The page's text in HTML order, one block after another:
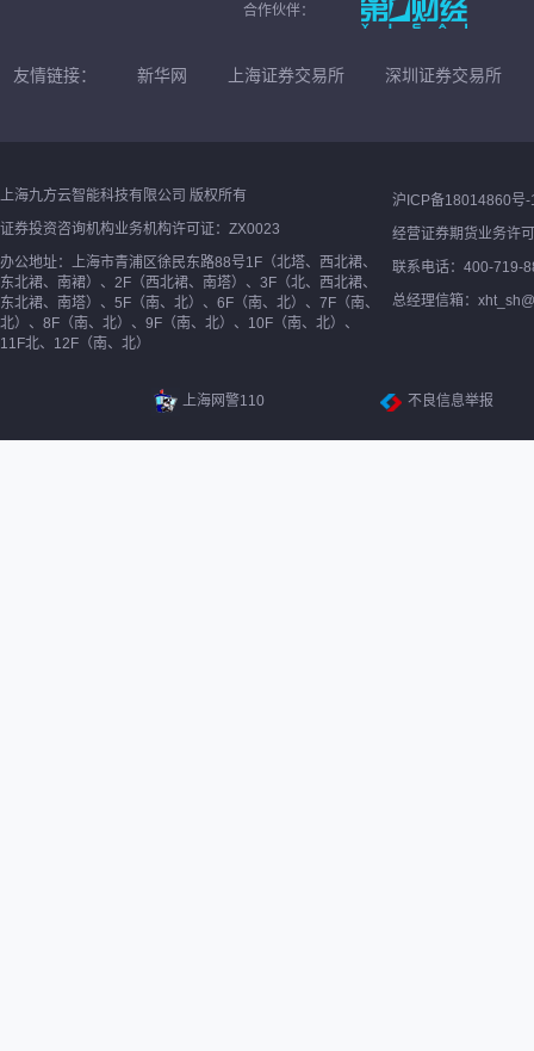
合作伙伴：
友情链接： 新华网 上海证券交易所 深圳证券交易所
上海九方云智能科技有限公司 版权所有
证券投资咨询机构业务机构许可证：ZX0023
办公地址：上海市青浦区徐民东路88号1F（北塔、西北裙、
东北裙、南裙）、2F（西北裙、南塔）、3F（北、西北裙、
东北裙、南塔）、5F（南、北）、6F（南、北）、7F（南、
北）、8F（南、北）、9F（南、北）、10F（南、北）、
11F北、12F（南、北）
沪ICP备18014860号-
经营证券期货业务许
联系电话：400-719-
总经理信箱：
上海网警110 不良信息举报